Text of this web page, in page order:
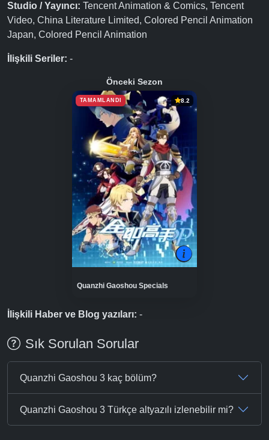
Studio / Yayıncı: Tencent Animation & Comics, Tencent
Video, China Literature Limited, Colored Pencil Animation
Japan, Colored Pencil Animation
İlişkili Seriler: -
Önceki Sezon
TAMAMLANDI 8.2
Quanzhi Gaoshou Specials
İlişkili Haber ve Blog yazıları: -
Sık Sorulan Sorular
Quanzhi Gaoshou 3 kaç bölüm?
Quanzhi Gaoshou 3 Türkçe altyazılı izlenebilir mi?